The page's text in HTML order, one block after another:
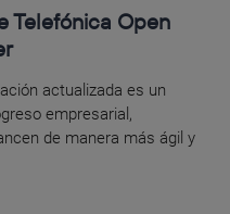
Telefónica Open
actualizada es un
empresarial,
de manera más ágil y